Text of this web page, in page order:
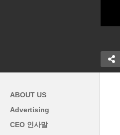
예산삭감 막
ABOUT US
Advertising
CEO 인사말